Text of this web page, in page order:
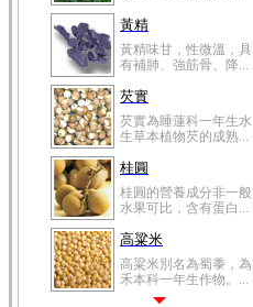
黃精
黃精味甘，性微溫，具
有補肺、強筋骨、降...
芡實
芡實為睡蓮科一年生水
生草本植物芡的成熟...
桂圓
桂圓的營養成分非一般
水果可比，含有蛋白...
高粱米
高粱米別名為蜀黍，為
禾本科一年生作物。...